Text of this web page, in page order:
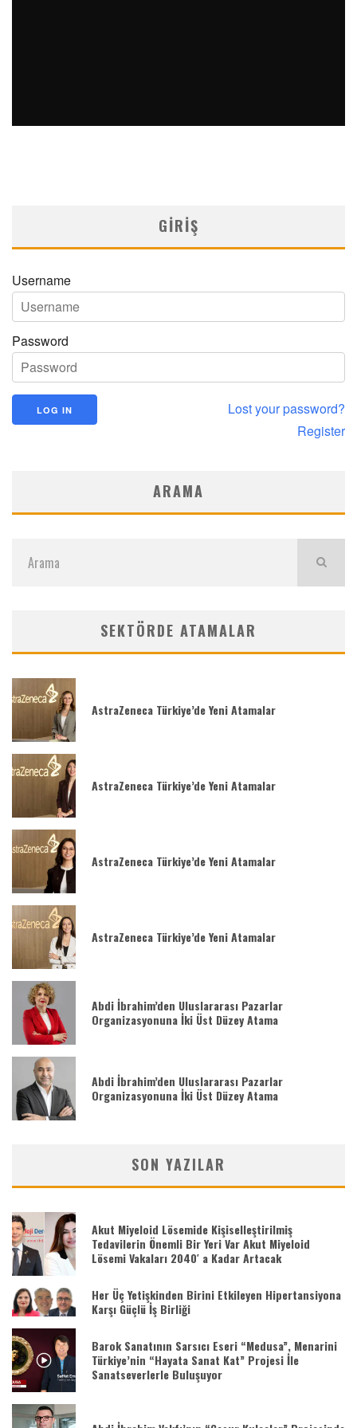
GIRIŞ
Username
Password
Lost your password?
Register
ARAMA
SEKTÖRDE ATAMALAR
AstraZeneca Türkiye’de Yeni Atamalar
AstraZeneca Türkiye’de Yeni Atamalar
AstraZeneca Türkiye’de Yeni Atamalar
AstraZeneca Türkiye’de Yeni Atamalar
Abdi İbrahim’den Uluslararası Pazarlar
Organizasyonuna İki Üst Düzey Atama
Abdi İbrahim’den Uluslararası Pazarlar
Organizasyonuna İki Üst Düzey Atama
SON YAZILAR
Akut Miyeloid Lösemide Kişiselleştirilmiş
Tedavilerin Önemli Bir Yeri Var Akut Miyeloid
Lösemi Vakaları 2040′ a Kadar Artacak
Her Üç Yetişkinden Birini Etkileyen Hipertansiyona
Karşı Güçlü İş Birliği
Barok Sanatının Sarsıcı Eseri “Medusa”, Menarini
Türkiye’nin “Hayata Sanat Kat” Projesi İle
Sanatseverlerle Buluşuyor